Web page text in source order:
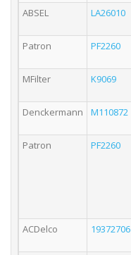
ABSEL
LA26010
Patron
PF2260
MFilter
K9069
Denckermann
M110872
Patron
PF2260
ACDelco
19372706